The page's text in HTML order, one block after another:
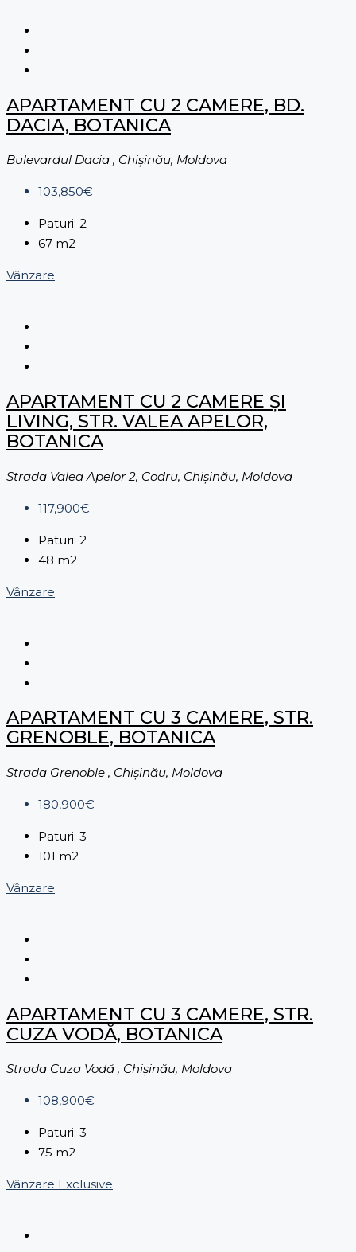
APARTAMENT CU 2 CAMERE, BD.
DACIA, BOTANICA
Bulevardul Dacia , Chișinău, Moldova
103,850€
Paturi: 2
67 m2
Vânzare
APARTAMENT CU 2 CAMERE ȘI
LIVING, STR. VALEA APELOR,
BOTANICA
Strada Valea Apelor 2, Codru, Chișinău, Moldova
117,900€
Paturi: 2
48 m2
Vânzare
APARTAMENT CU 3 CAMERE, STR.
GRENOBLE, BOTANICA
Strada Grenoble , Chișinău, Moldova
180,900€
Paturi: 3
101 m2
Vânzare
APARTAMENT CU 3 CAMERE, STR.
CUZA VODĂ, BOTANICA
Strada Cuza Vodă , Chișinău, Moldova
108,900€
Paturi: 3
75 m2
Vânzare Exclusive